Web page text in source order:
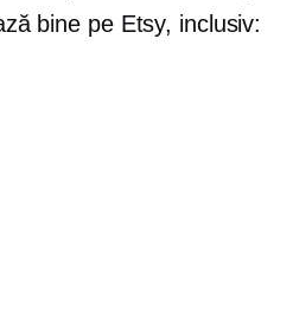
bine pe Etsy, inclusiv: